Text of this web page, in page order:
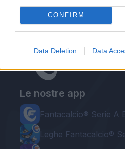
CONFIRM
Data Deletion Data
Le nostre app
Fantacalcio® Serie A
Leghe Fantacalcio®